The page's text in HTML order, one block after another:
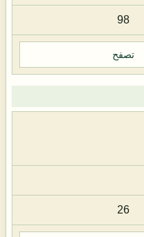
98
تصفح
26